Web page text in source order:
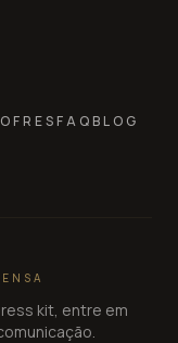
FAQ BLOG
kit, entre em